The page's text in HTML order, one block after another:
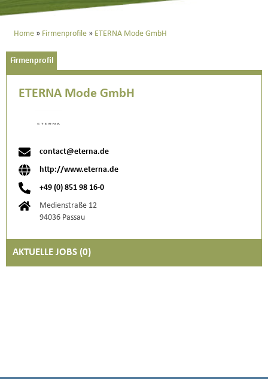
Home Firmenprofile ETERNA Mode GmbH
Firmenprofil
ETERNA Mode GmbH
contact@eterna.de
http://www.eterna.de
+49 (0) 851 98 16-0
Medienstraße 12
94036 Passau
AKTUELLE JOBS (0)